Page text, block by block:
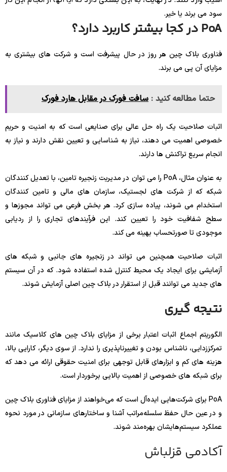
سود می برند یا خیر.
PoA در کجا بیشتر کاربرد دارد؟
فناوری بلاک چین هر روز در حال پیشرفت است و شرکت های بیشتری به
مزایای آن پی می برند.
حتما مطالعه کنید : سافت فورک در مقابل هارد فورک
اثبات صلاحیت یک راه حل عالی برای صنایعی است که به امنیت و حریم
خصوصی اهمیت می دهند، نیاز به شناسایی و تعیین نقش دارند و نیاز به
انجام سریع تراکنش ها دارند.
به عنوان مثال، PoA را می توان در مدیریت زنجیره تامین، با تعدیل کنندگان
شبکه که از شرکت های لجستیک، سازمان های مالی و تامین کنندگان
استخدام می شوند، پیاده سازی کرد. هر بخش فرعی می تواند مجوزها و
سطح شفافیت خود را تعیین کند. این فرآیندهای تجاری را از ردیابی
موجودی تا صورتحساب بهینه می کند.
اثبات صلاحیت همچنین می تواند در زنجیره های جانبی و شبکه های
آزمایشی برای ایجاد یک محیط کنترل شده استفاده شود. که در آن سیستم
های جدید می توانند قبل از استقرار در بلاک چین اصلی آزمایش شوند.
نتیجه گیری
الگوریتم اجماع اثبات اعتبار برخی از مزایای بلاک چین های کلاسیک مانند
تمرکززدایی، ناشناس بودن و تغییرناپذیری را ندارد. از سوی دیگر، کارایی بالا،
هزینه های کم و ابزارهای قابل توجهی برای امنیت حقوقی ارائه می دهد که
برای شبکه های خصوصی از اهمیت بالایی برخوردار است.
PoA برای شرکت‌هایی ایده‌آل است که می‌خواهند از مزایای فناوری بلاک چین
و در عین حال حفظ سلسله‌مراتب آشنا و ساختارهای سازمانی در مورد نحوه
عملکرد سیستم‌هایشان بهره‌مند شوند.
آکادمی قزلباش